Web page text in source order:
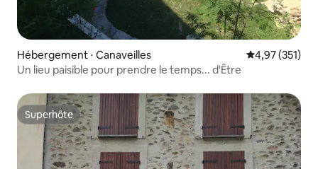
Hébergement ⋅ Canaveilles Évaluation
4,97 (351)
Un lieu paisible pour prendre le temps... d'Être
Superhôte
Superhôte